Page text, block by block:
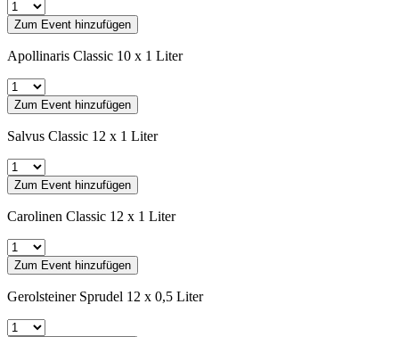
Zum Event hinzufügen
Apollinaris Classic 10 x 1 Liter
Zum Event hinzufügen
Salvus Classic 12 x 1 Liter
Zum Event hinzufügen
Carolinen Classic 12 x 1 Liter
Zum Event hinzufügen
Gerolsteiner Sprudel 12 x 0,5 Liter